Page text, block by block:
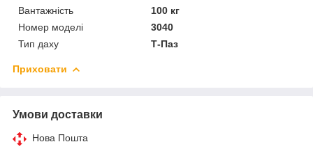
Вантажність
100 кг
Номер моделі
3040
Тип даху
Т-Паз
Приховати
Умови доставки
Нова Пошта